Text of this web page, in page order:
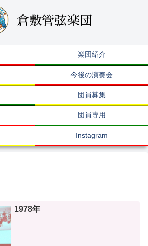
楽団紹介
今後の演奏会
団員募集
団員専用
Instagram
1978年